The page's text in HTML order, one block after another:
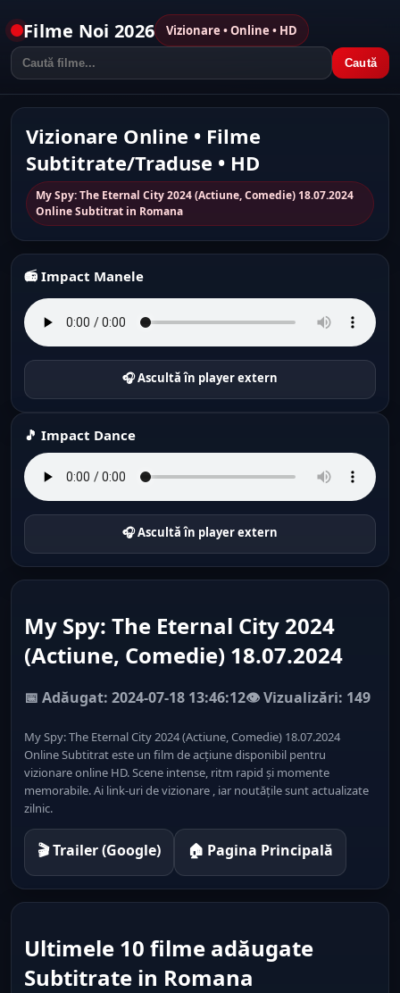
Filme Noi 2026 Vizionare • Online • HD
Caută
Vizionare Online • Filme
Subtitrate/Traduse • HD
My Spy: The Eternal City 2024 (Actiune, Comedie) 18.07.2024
Online Subtitrat in Romana
📻 Impact Manele
🎧 Ascultă în player extern
🎵 Impact Dance
🎧 Ascultă în player extern
My Spy: The Eternal City 2024
(Actiune, Comedie) 18.07.2024
📅 Adăugat: 2024-07-18 13:46:12👁️ Vizualizări: 149
My Spy: The Eternal City 2024 (Actiune, Comedie) 18.07.2024
Online Subtitrat este un film de acțiune disponibil pentru
vizionare online HD. Scene intense, ritm rapid și momente
memorabile. Ai link-uri de vizionare , iar noutățile sunt actualizate
zilnic.
🎬 Trailer (Google) 🏠 Pagina Principală
Ultimele 10 filme adăugate
Subtitrate in Romana